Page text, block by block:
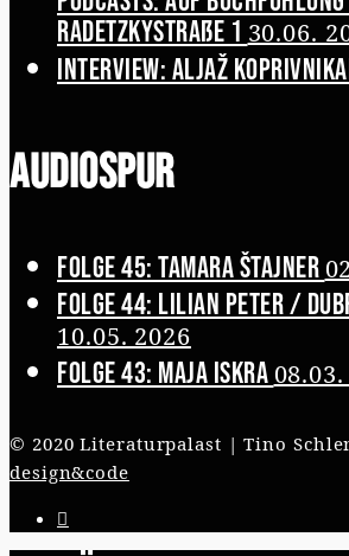
Radetzkystraße 1 30.06.
Interview: Aljaž
Audiospur
Folge 45: Tamara Štajner
Folge 44: Lilian Peter /
10.05. 2026
Folge 43: Maja Iskra
© 2020 Literaturpalast | Tino
design&code